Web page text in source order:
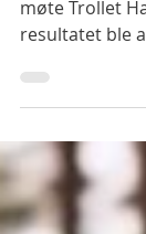
Rett før
møte Trollet
resultatet ble
nysgjerrighet,